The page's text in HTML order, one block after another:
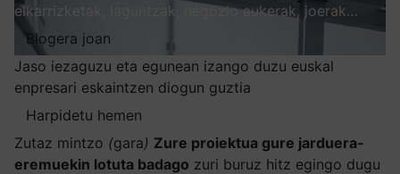
elkarrizketak, laguntzak, negozio aukerak, joerak…
Blogera joan
Jaso iezaguzu eta egunean izango duzu euskal
enpresari eskaintzen diogun guztia
Harpidetu hemen
Zutaz mintzo (gara) Zure proiektua gure jarduera-
eremuekin lotuta badago zuri buruz hitz egingo dugu